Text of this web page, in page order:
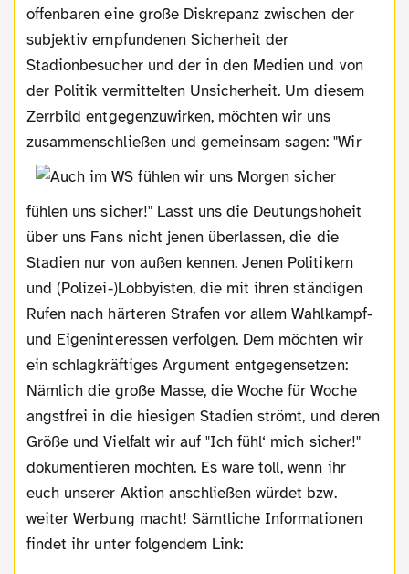
offenbaren eine große Diskrepanz zwischen der
subjektiv empfundenen Sicherheit der
Stadionbesucher und der in den Medien und von
der Politik vermittelten Unsicherheit. Um diesem
Zerrbild entgegenzuwirken, möchten wir uns
zusammenschließen und gemeinsamsagen: "Wir
fühlen uns sicher!" Lasst uns die Deutungshoheit
über uns Fans nicht jenen überlassen, die die
Stadien nur von außen kennen. Jenen Politikern
und (Polizei-)Lobbyisten, die mit ihren ständigen
Rufen nach härteren Strafen vor allem Wahlkampf-
und Eigeninteressen verfolgen. Dem möchten wir
ein schlagkräftiges Argument entgegensetzen:
Nämlich die große Masse, die Woche für Woche
angstfrei in die hiesigen Stadien strömt, und deren
Größe und Vielfalt wir auf "Ich fühl‘ mich sicher!"
dokumentieren möchten. Es wäre toll, wenn ihr
euch unserer Aktion anschließen würdet bzw.
weiter Werbung macht! Sämtliche Informationen
findet ihr unter folgendem Link: